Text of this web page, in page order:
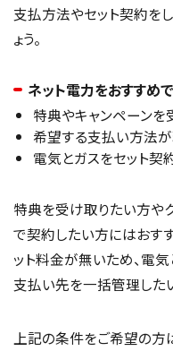
支払方法やセット契約を
ょう。
ネット電力をおすすめ
特典やキャンペーンを
希望する支払い方法
電気とガスをセット契
特典を受け取りたい方や
で契約したい方にはおす
ット料金が無いため、電
支払い先を一括管理した
上記の条件をご希望の